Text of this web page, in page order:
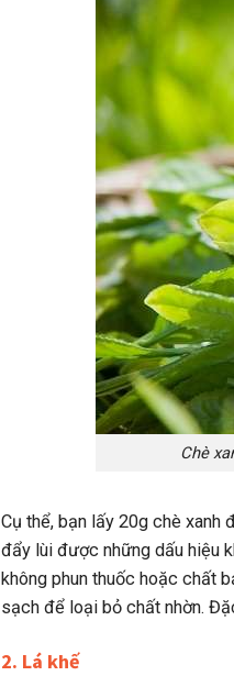
Chè
Cụ thể, bạn lấy 20g chè xanh
đẩy lùi được những dấu hiệu
không phun thuốc hoặc chất
sạch để loại bỏ chất nhờn.
2. Lá khế